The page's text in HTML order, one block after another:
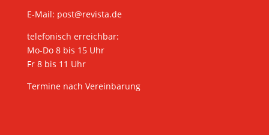
E-Mail: post@revista.de
telefonisch erreichbar:
Mo-Do 8 bis 15 Uhr
Fr 8 bis 11 Uhr
Termine nach Vereinbarung